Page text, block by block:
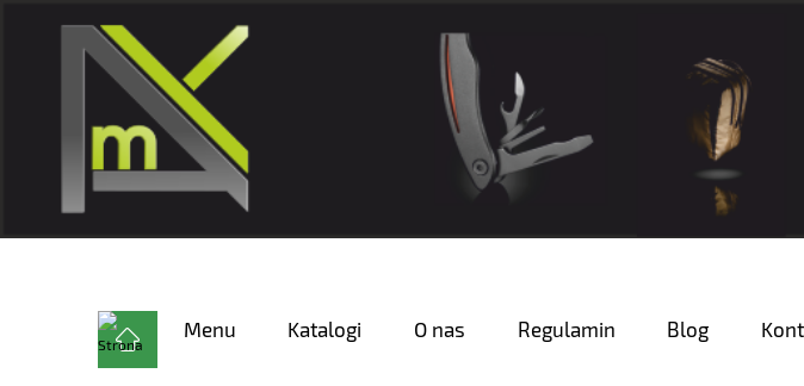
Menu Katalogi O nas Regulamin Blog